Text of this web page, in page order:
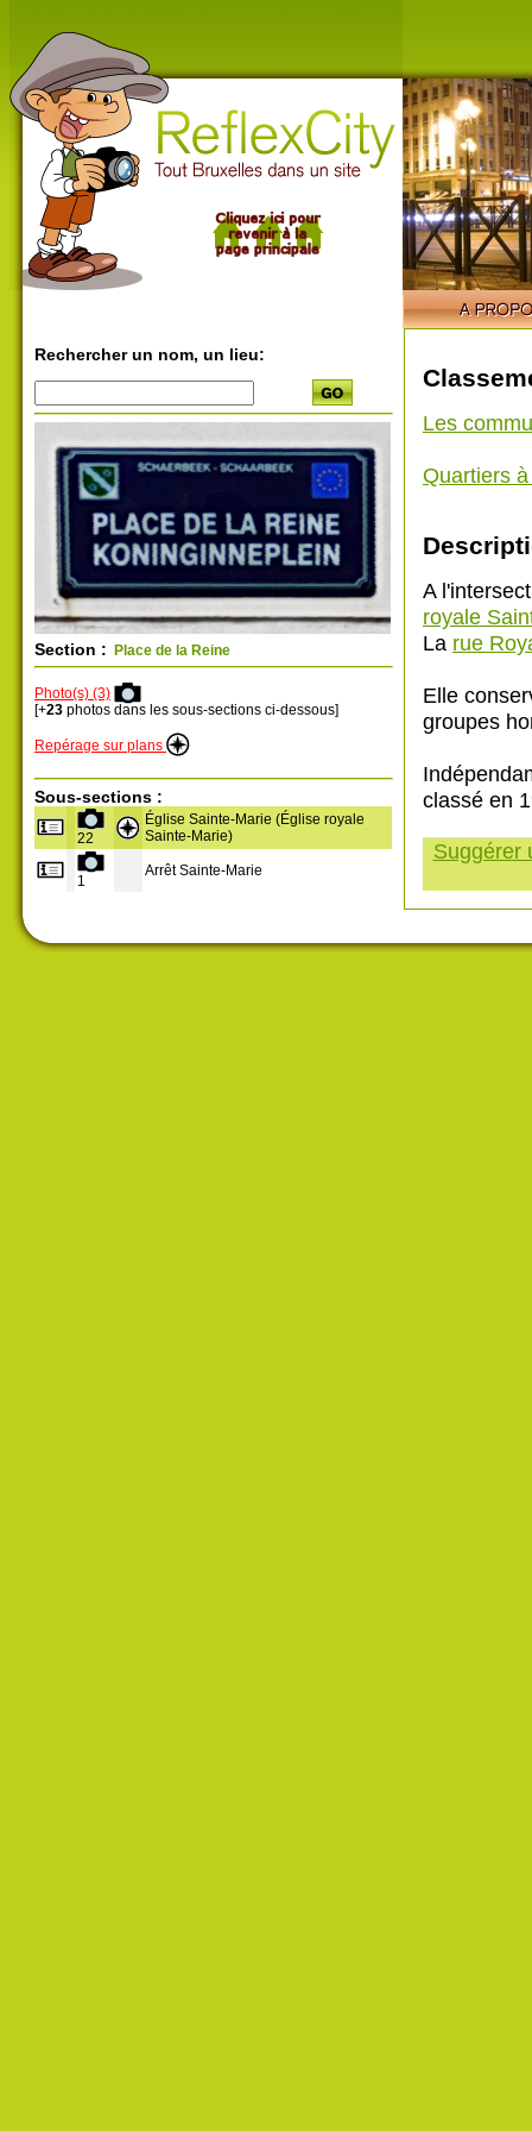
Rechercher un nom, un lieu:
Section : Place de la Reine
Photo(s) (3)
[+23 photos dans les sous-sections ci-dessous]
Repérage sur plans
Sous-sections :
22
Église Sainte-Marie (Église royale
Sainte-Marie)
1
Arrêt Sainte-Marie
Les
Quartiers
A
royale
La rue
Elle
groupes
classé en
Suggérer